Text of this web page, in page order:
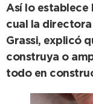
Así lo establece
cual la directora
Grassi, explicó
construya o
todo en